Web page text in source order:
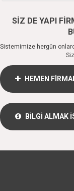
SİZ DE YAPI
Sistemimize hergün
HEMEN
BİLGİ ALMAK